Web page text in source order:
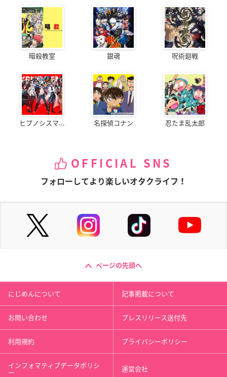
暗殺教室 銀魂 呪術廻戦
ヒプノシスマ... 名探偵コナン 忍たま乱太郎
OFFICIAL SNS
フォローしてより楽しいオタクライフ！
ページの先頭へ
にじめんについて 記事掲載について
お問い合わせ プレスリリース送付先
利用規約 プライバシーポリシー
インフォマティブデータポリシ
ー 運営会社